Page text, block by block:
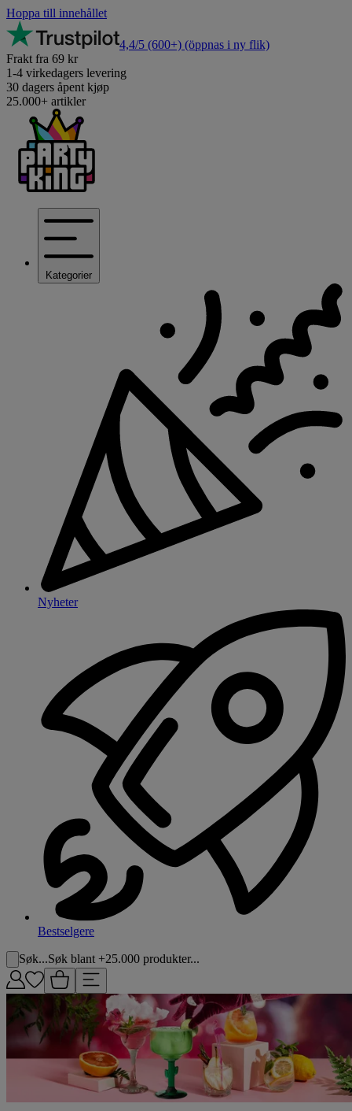
Hoppa till innehållet
4,4/5 (600+) (öppnas i ny flik)
Frakt fra 69 kr
1-4 virkedagers levering
30 dagers åpent kjøp
25.000+ artikler
Kategorier
Nyheter
Bestselgere
Søk...Søk blant +25.000 produkter...